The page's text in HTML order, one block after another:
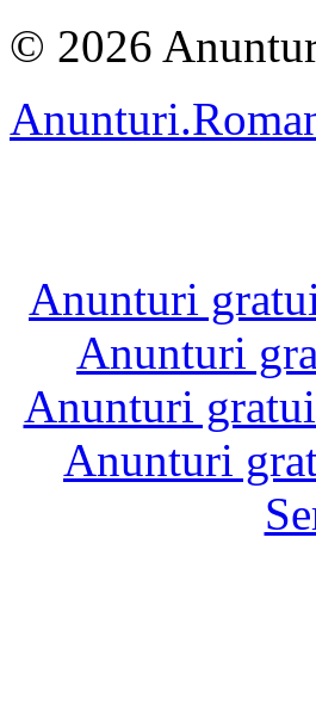
© 2026
Anunturi
Anunturi
Anunturi
Anunturi